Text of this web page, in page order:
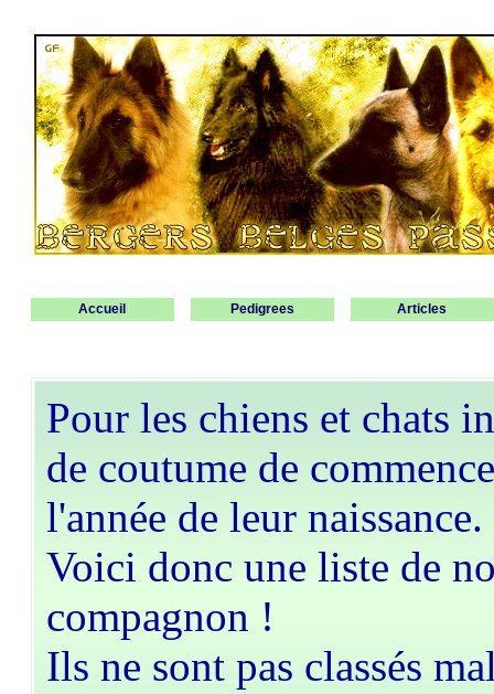
Accueil Pedigrees Articles
Pour les chiens et chats
de coutume de
l'année de leur naissance.
Voici donc une liste de
compagnon !
Ils ne sont pas classés